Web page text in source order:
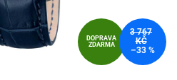
DOPRAVA
ZDARMA
3 767
KČ
–33 %